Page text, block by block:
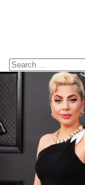
Search
for: